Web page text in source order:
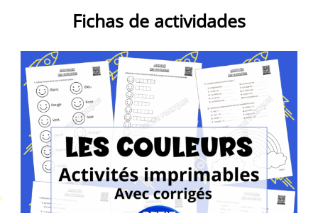
Fichas de actividades